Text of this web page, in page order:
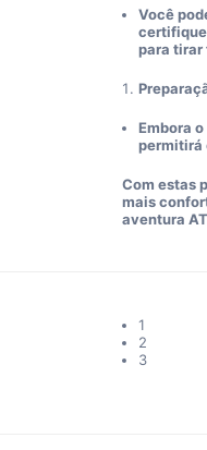
Você
para tirar
Embora
permitirá
Com estas
mais
aventura
1
2
3